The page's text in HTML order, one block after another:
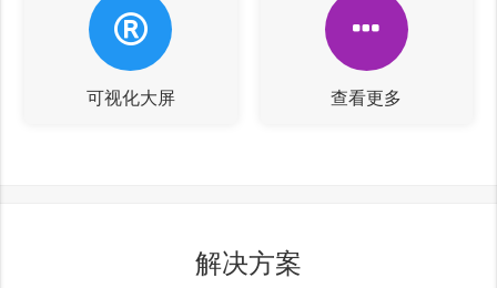
可视化大屏 查看更多
解决方案